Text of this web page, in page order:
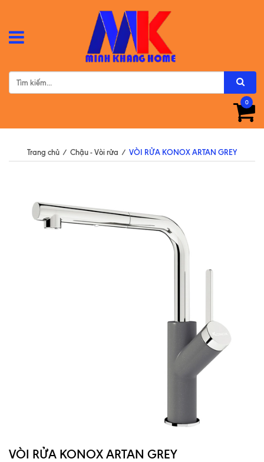
0
Trang chủ / Chậu - Vòi rửa / VÒI RỬA KONOX ARTAN GREY
VÒI RỬA KONOX ARTAN GREY